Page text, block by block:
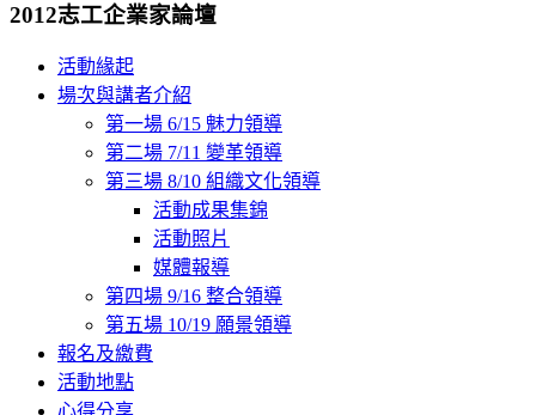
2012志工企業家論壇
活動緣起
場次與講者介紹
第一場 6/15 魅力領導
第二場 7/11 變革領導
第三場 8/10 組織文化領導
活動成果集錦
活動照片
媒體報導
第四場 9/16 整合領導
第五場 10/19 願景領導
報名及繳費
活動地點